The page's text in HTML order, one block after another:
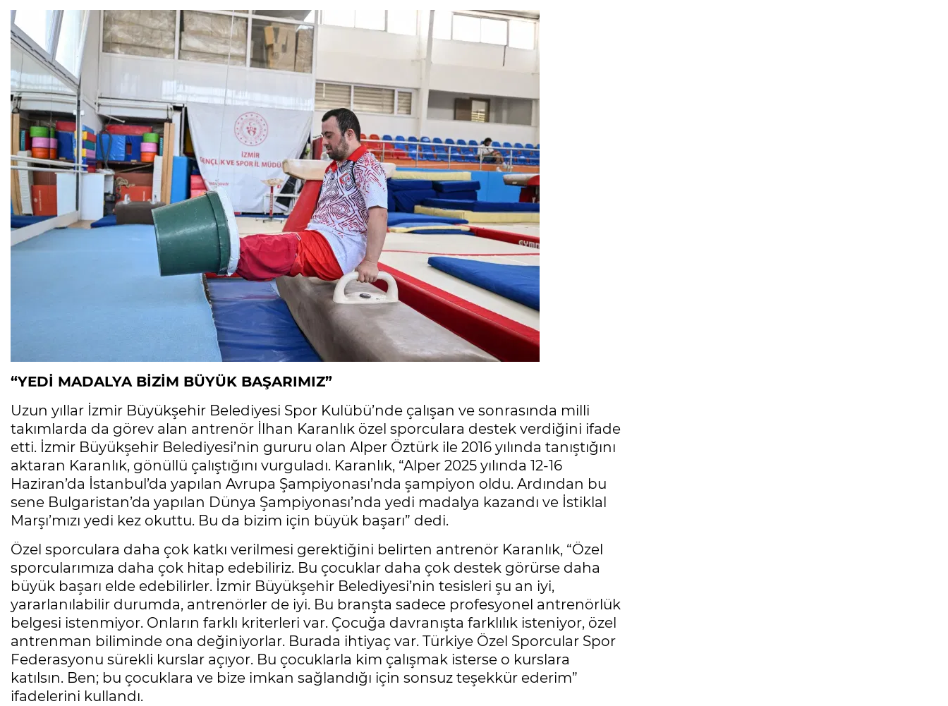
“YEDİ MADALYA BİZİM BÜYÜK BAŞARIMIZ”
Uzun yıllar İzmir Büyükşehir Belediyesi Spor Kulübü’nde çalışan ve sonrasında milli
takımlarda da görev alan antrenör İlhan Karanlık özel sporculara destek verdiğini ifade
etti. İzmir Büyükşehir Belediyesi’nin gururu olan Alper Öztürk ile 2016 yılında tanıştığını
aktaran Karanlık, gönüllü çalıştığını vurguladı. Karanlık, “Alper 2025 yılında 12-16
Haziran’da İstanbul’da yapılan Avrupa Şampiyonası’nda şampiyon oldu. Ardından bu
sene Bulgaristan’da yapılan Dünya Şampiyonası’nda yedi madalya kazandı ve İstiklal
Marşı’mızı yedi kez okuttu. Bu da bizim için büyük başarı” dedi.
Özel sporculara daha çok katkı verilmesi gerektiğini belirten antrenör Karanlık, “Özel
sporcularımıza daha çok hitap edebiliriz. Bu çocuklar daha çok destek görürse daha
büyük başarı elde edebilirler. İzmir Büyükşehir Belediyesi’nin tesisleri şu an iyi,
yararlanılabilir durumda, antrenörler de iyi. Bu branşta sadece profesyonel antrenörlük
belgesi istenmiyor. Onların farklı kriterleri var. Çocuğa davranışta farklılık isteniyor, özel
antrenman biliminde ona değiniyorlar. Burada ihtiyaç var. Türkiye Özel Sporcular Spor
Federasyonu sürekli kurslar açıyor. Bu çocuklarla kim çalışmak isterse o kurslara
katılsın. Ben; bu çocuklara ve bize imkan sağlandığı için sonsuz teşekkür ederim”
ifadelerini kullandı.